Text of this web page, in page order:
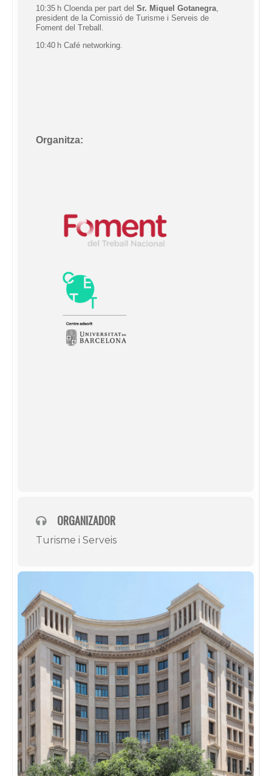
10:35 h Cloenda per part del Sr. Miquel Gotanegra,
president de la Comissió de Turisme i Serveis de
Foment del Treball.
10:40 h Café networking.
Organitza:
ORGANIZADOR
Turisme i Serveis